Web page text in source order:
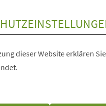
dieser Website erklären